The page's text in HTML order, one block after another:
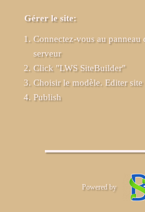
Gérer le site:
Connectez-vous au
serveur
Click "LWS SiteBuilder"
Choisir le modèle. Editer site
Publish
Powered by